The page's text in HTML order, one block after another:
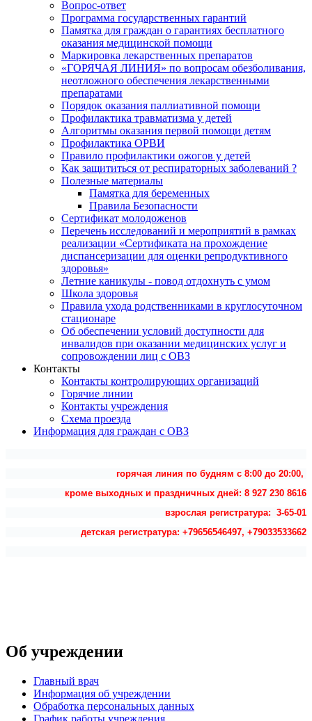
Вопрос-ответ
Программа государственных гарантий
Памятка для граждан о гарантиях бесплатного
оказания медицинской помощи
Маркировка лекарственных препаратов
«ГОРЯЧАЯ ЛИНИЯ» по вопросам обезболивания,
неотложного обеспечения лекарственными
препаратами
Порядок оказания паллиативной помощи
Профилактика травматизма у детей
Алгоритмы оказания первой помощи детям
Профилактика ОРВИ
Правило профилактики ожогов у детей
Как защититься от респираторных заболеваний ?
Полезные материалы
Памятка для беременных
Правила Безопасности
Сертификат молодоженов
Перечень исследований и мероприятий в рамках
реализации «Сертификата на прохождение
диспансеризации для оценки репродуктивного
здоровья»
Летние каникулы - повод отдохнуть с умом
Школа здоровья
Правила ухода родственниками в круглосуточном
стационаре
Об обеспечении условий доступности для
инвалидов при оказании медицинских услуг и
сопровождении лиц с ОВЗ
Контакты
Контакты контролирующих организаций
Горячие линии
Контакты учреждения
Схема проезда
Информация для граждан с ОВЗ
горячая линия по будням с 8:00 до 20:00,
кроме выходных и праздничных дней: 8 927 230 8616
взрослая регистратура: 3-65-01
детская регистратура: +79656546497, +79033533662
Об учреждении
Главный врач
Информация об учреждении
Обработка персональных данных
График работы учреждения